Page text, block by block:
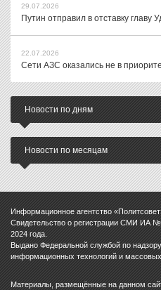
29.07.2026
Путин отправил в отставку главу
22.07.2026
Сети АЗС оказались не в
Новости по дням
Новости по месяцам
Информационное агентство
Свидетельство о регистрации СМИ ИА
2024 года.
Выдано Федеральной службой по
информационных технологий и
Материалы, размещённые на данном